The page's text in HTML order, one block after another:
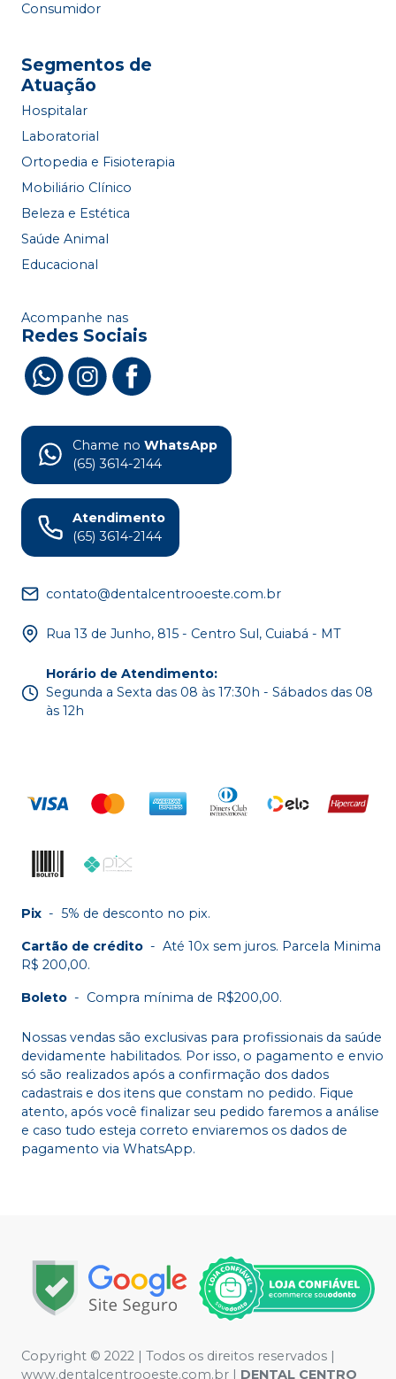
Consumidor
Segmentos de
Atuação
Hospitalar
Laboratorial
Ortopedia e Fisioterapia
Mobiliário Clínico
Beleza e Estética
Saúde Animal
Educacional
Acompanhe nas
Redes Sociais
Chame no WhatsApp
(65) 3614-2144
Atendimento
(65) 3614-2144
contato@dentalcentrooeste.com.br
Rua 13 de Junho, 815 - Centro Sul, Cuiabá - MT
Horário de Atendimento:
Segunda a Sexta das 08 às 17:30h - Sábados das 08
às 12h
Pix - 5% de desconto no pix.
Cartão de crédito - Até 10x sem juros. Parcela Minima
R$ 200,00.
Boleto - Compra mínima de R$200,00.
Nossas vendas são exclusivas para profissionais da saúde
devidamente habilitados. Por isso, o pagamento e envio
só são realizados após a confirmação dos dados
cadastrais e dos itens que constam no pedido. Fique
atento, após você finalizar seu pedido faremos a análise
e caso tudo esteja correto enviaremos os dados de
pagamento via WhatsApp.
Copyright © 2022 | Todos os direitos reservados |
www.dentalcentrooeste.com.br | DENTAL CENTRO